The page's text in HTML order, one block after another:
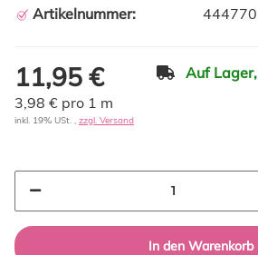
Artikelnummer:
444770
11,95 € Auf Lager,
3,98 € pro 1 m
inkl. 19% USt. , zzgl. Versand
In den Warenkorb